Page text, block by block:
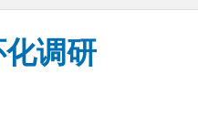
调研